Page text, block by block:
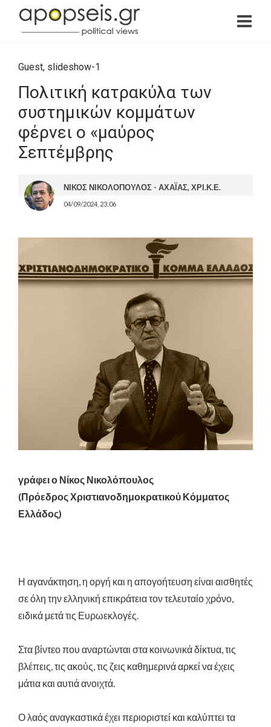
Guest, slideshow-1
Πολιτική κατρακύλα των
συστημικών κομμάτων
φέρνει ο «μαύρος
Σεπτέμβρης
ΝΙΚΟΣ ΝΙΚΟΛΟΠΟΥΛΟΣ - ΑΧΑΪΑΣ, ΧΡΙ.Κ.Ε.
04/09/2024, 23:06
γράφει ο Νίκος Νικολόπουλος
(Πρόεδρος Χριστιανοδημοκρατικού Κόμματος
Ελλάδος)
Η αγανάκτηση, η οργή και η απογοήτευση είναι αισθητές
σε όλη την ελληνική επικράτεια τον τελευταίο χρόνο,
ειδικά μετά τις Ευρωεκλογές.
Στα βίντεο που αναρτώνται στα κοινωνικά δίκτυα, τις
βλέπεις, τις ακούς, τις ζεις καθημερινά αρκεί να έχεις
μάτια και αυτιά ανοιχτά.
Ο λαός αναγκαστικά έχει περιοριστεί και καλύπτει τα